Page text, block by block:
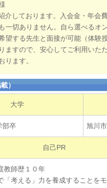
介しております。入会金・年会
一切ありません。自ら選べるオ
望する先生と面接が可能（体験
ますので、安心してご利用いた
ります。
）
大学
部卒 旭川市
自己PR
教師歴１０年
考える」力を養成することを